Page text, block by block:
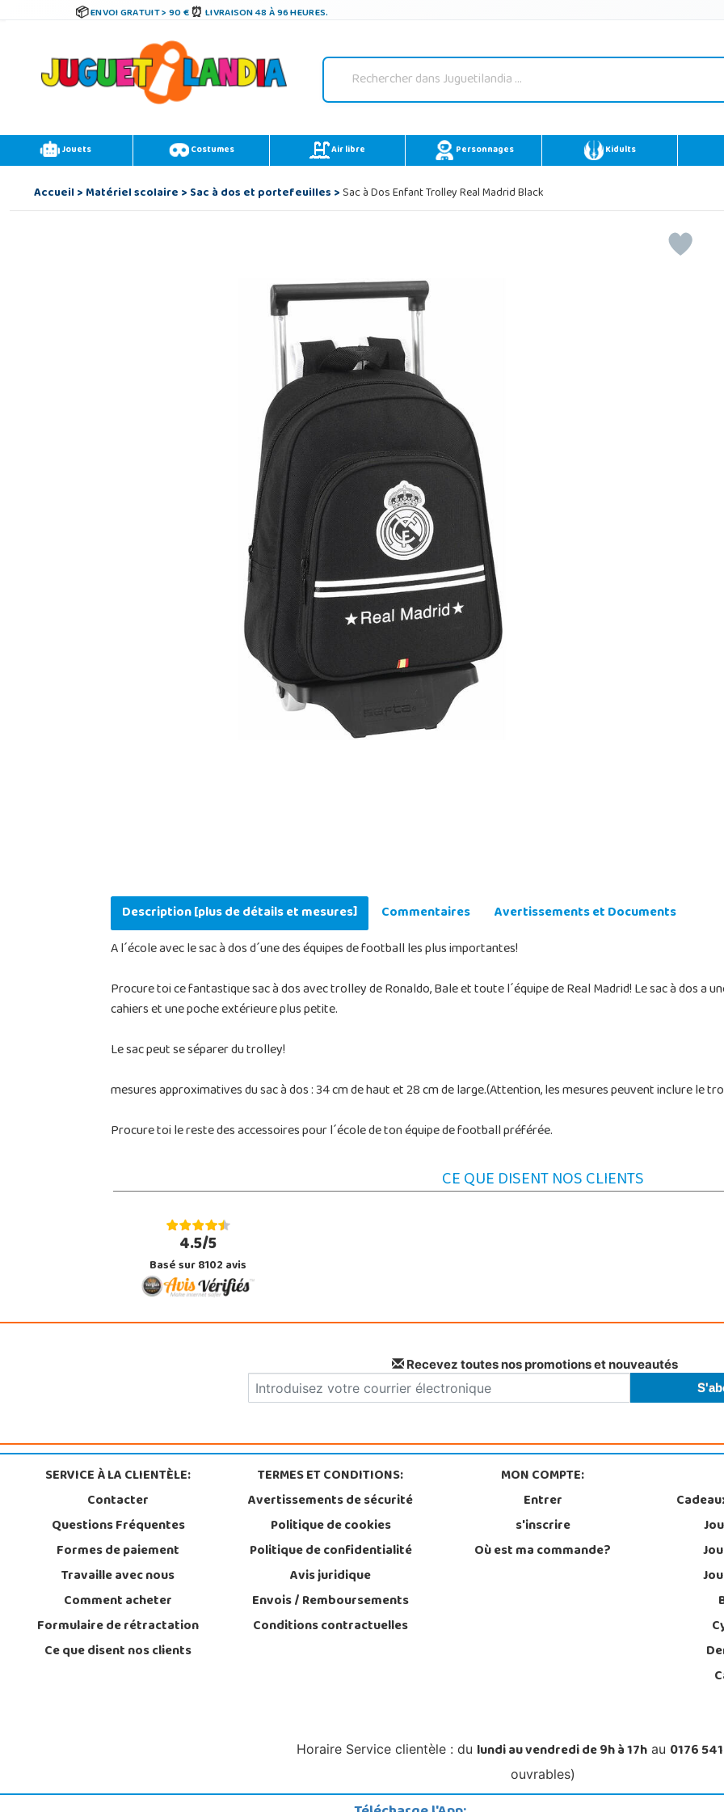
ENVOI GRATUIT > 90 € LIVRAISON 48 À 96 HEURES.
Jouets Costumes Air libre Personnages Kidults
Accueil>Matériel scolaire>Sac à dos et portefeuilles>Sac à Dos Enfant Trolley Real Madrid Black
Description [plus de détails et mesures] Commentaires
Avertissements et Documents
A l´école avec le sac à dos d´une des équipes de football les plus importantes!
Procure toi ce fantastique sac à dos avec trolley de Ronaldo, Bale et toute l´équipe de Real Madrid! Le sac à dos a
cahiers et une poche extérieure plus petite.
Le sac peut se séparer du trolley!
mesures approximatives du sac à dos : 34 cm de haut et 28 cm de large.(Attention, les mesures peuvent inclure le
Procure toi le reste des accessoires pour l´école de ton équipe de football préférée.
CE QUE DISENT NOS CLIENTS
4.5/5
Basé sur 8102 avis
Recevez toutes nos promotions et nouveautés
SERVICE À LA CLIENTÈLE:
Contacter
Questions Fréquentes
Formes de paiement
Travaille avec nous
Comment acheter
Formulaire de rétractation
Ce que disent nos clients
TERMES ET CONDITIONS:
Avertissements de sécurité
Politique de cookies
Politique de confidentialité
Avis juridique
Envois / Remboursements
Conditions contractuelles
MON COMPTE:
Entrer
s'inscrire
Où est ma commande?
Horaire Service clientèle : du lundi au vendredi de 9h à 17h au 0176
ouvrables)